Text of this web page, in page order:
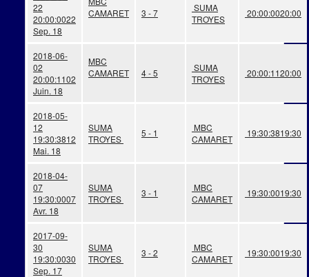
22
20:00:0022
Sep. 18
CAMARET
3 - 7
SUMA
TROYES
20:00:0020:00
2018-06-
02
20:00:1102
Juin. 18
MBC
CAMARET
4 - 5
SUMA
TROYES
20:00:1120:00
2018-05-
12
19:30:3812
Mai. 18
SUMA
TROYES
5 - 1
MBC
CAMARET
19:30:3819:30
2018-04-
07
19:30:0007
Avr. 18
SUMA
TROYES
3 - 1
MBC
CAMARET
19:30:0019:30
2017-09-
30
19:30:0030
Sep. 17
SUMA
TROYES
3 - 2
MBC
CAMARET
19:30:0019:30